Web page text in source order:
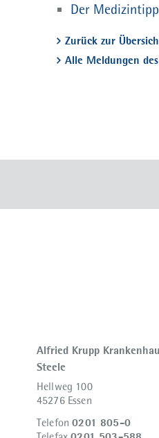
Der
Zurück zur
Alle Meldungen
Alfried Krupp
Steele
Hellweg 100
45276 Essen
Telefon0201 805-0